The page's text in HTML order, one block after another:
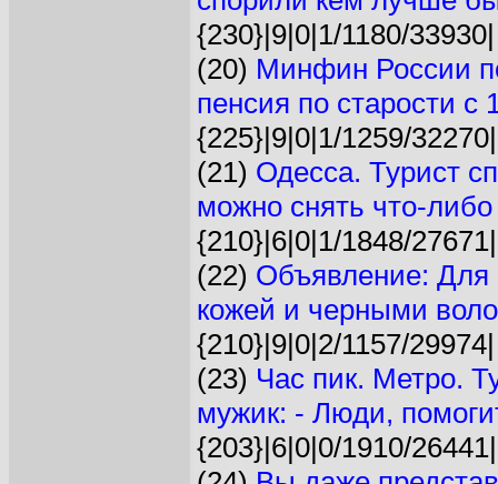
{230}|9|0|1/1180/33930|
(20) Минфин России
пенсия по старости с
{225}|9|0|1/1259/32270|
(21) Одесса. Турист
можно снять что-
{210}|6|0|1/1848/27671|
(22) Объявление: Для
кожей и черными
{210}|9|0|2/1157/29974|
(23) Час пик. Метро.
мужик: - Люди,
{203}|6|0|0/1910/26441|